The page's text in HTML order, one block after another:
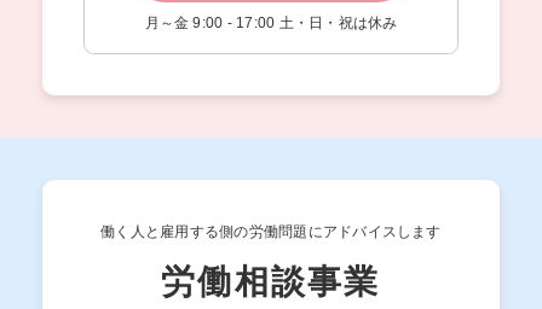
月～金 9:00 - 17:00 土・日・祝は休み
働く人と雇用する側の労働問題にアドバイスします
労働相談事業